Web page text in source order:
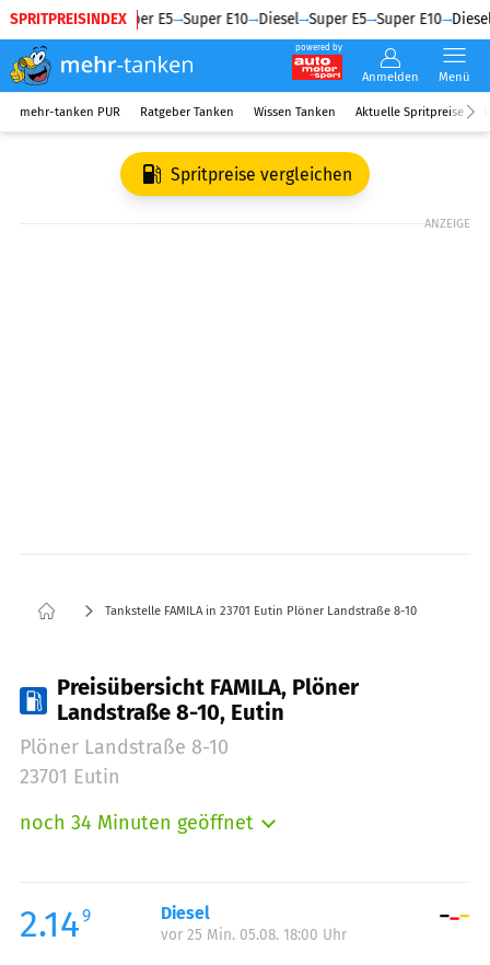
SPRITPREISINDEX
Diesel Super E5 Super E10 Diesel Super E5 Super E10 Diesel
powered by
Anmelden Menü
mehr-tanken PUR Ratgeber Tanken Wissen Tanken Aktuelle Spritpreise
Spritpreise vergleichen
ANZEIGE
Tankstelle FAMILA in 23701 Eutin Plöner Landstraße 8-10
Preisübersicht FAMILA, Plöner
Landstraße 8-10, Eutin
Plöner Landstraße 8-10
23701 Eutin
noch 34 Minuten geöffnet
Mittwoch:
07:00-21:00
Donnerstag:
2.149 Diesel
vor 25 Min. 05.08. 18:00 Uhr